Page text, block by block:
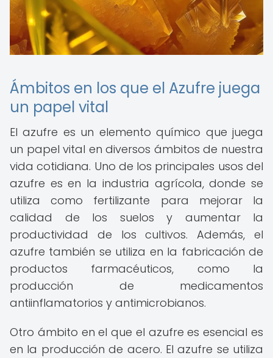
Ámbitos en los que el Azufre juega
un papel vital
El azufre es un elemento químico que juega
un papel vital en diversos ámbitos de nuestra
vida cotidiana. Uno de los principales usos del
azufre es en la industria agrícola, donde se
utiliza como fertilizante para mejorar la
calidad de los suelos y aumentar la
productividad de los cultivos. Además, el
azufre también se utiliza en la fabricación de
productos farmacéuticos, como la
producción de medicamentos
antiinflamatorios y antimicrobianos.
Otro ámbito en el que el azufre es esencial es
en la producción de acero. El azufre se utiliza